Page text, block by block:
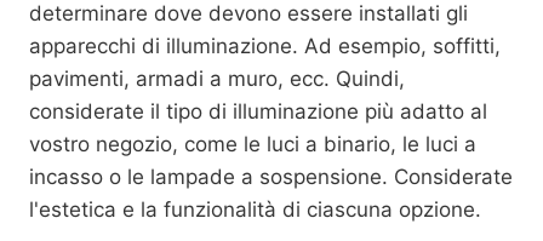
determinare dove devono essere installati gli
apparecchi di illuminazione. Ad esempio, soffitti,
pavimenti, armadi a muro, ecc. Quindi,
considerate il tipo di illuminazione più adatto al
vostro negozio, come le luci a binario, le luci a
incasso o le lampade a sospensione. Considerate
l'estetica e la funzionalità di ciascuna opzione.